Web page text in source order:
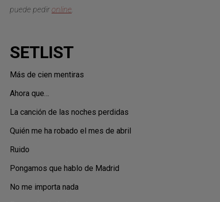
puede pedironline.
SETLIST
Más de cien mentiras
Ahora que…
La canción de las noches perdidas
Quién me ha robado el mes de abril
Ruido
Pongamos que hablo de Madrid
No me importa nada